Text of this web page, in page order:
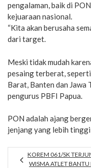
pengalaman, baik di
kejuaraan nasional.
“Kita akan berusaha
dari target.
Meski tidak mudah
pesaing terberat, seperti
Barat, Banten dan Jawa
pengurus PBFI Papua.
PON adalah ajang
jenjang yang lebih
KOREM 061/SK
WISMA ATLET BANTU